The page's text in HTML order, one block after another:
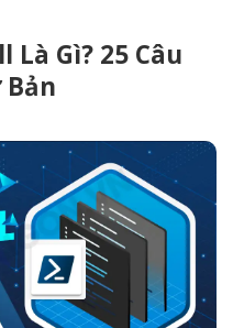
Là Gì? 25 Câu
Bản